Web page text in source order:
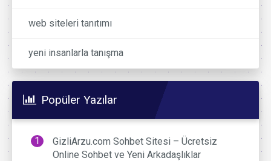
web siteleri tanıtımı
yeni insanlarla tanışma
Popüler Yazılar
GizliArzu.com Sohbet Sitesi – Ücretsiz
Online Sohbet ve Yeni Arkadaşlıklar